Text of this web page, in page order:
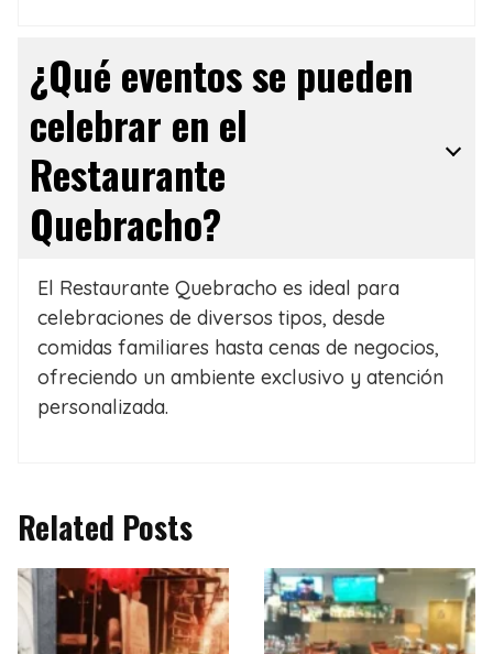
¿Qué eventos se pueden
celebrar en el
Restaurante
Quebracho?
El Restaurante Quebracho es ideal para
celebraciones de diversos tipos, desde
comidas familiares hasta cenas de negocios,
ofreciendo un ambiente exclusivo y atención
personalizada.
Related Posts